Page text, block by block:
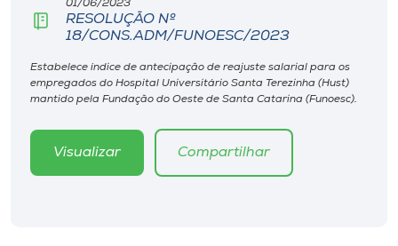
Biblioteca
Editora
Museu
01/06/2023
RESOLUÇÃO Nº
18/CONS.ADM/FUNOESC/2023
Estabelece índice de antecipação de reajuste salarial para os
empregados do Hospital Universitário Santa Terezinha (Hust)
mantido pela Fundação do Oeste de Santa Catarina (Funoesc).
Visualizar Compartilhar